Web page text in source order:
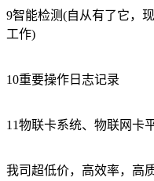
9智能检测(自从有了它，
工作)
10重要操作日志记录
11物联卡系统、物联网卡
我司超低价，高效率，高